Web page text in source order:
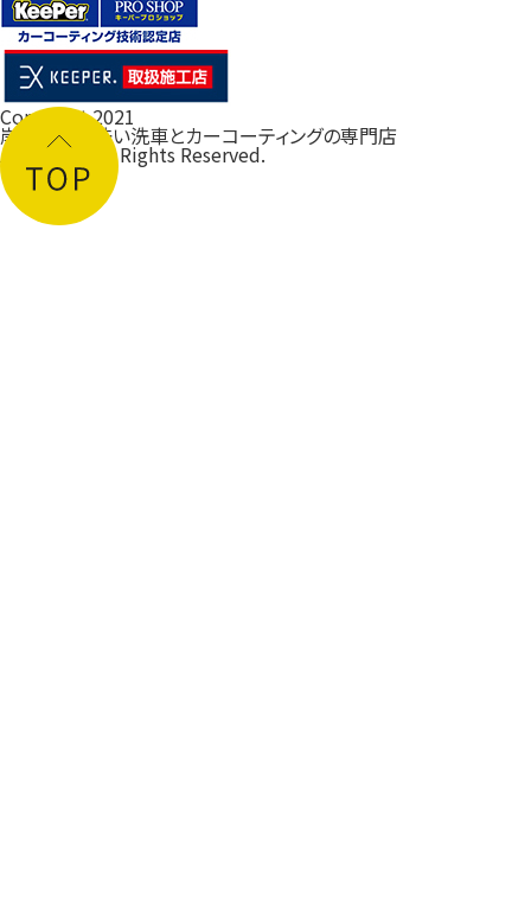
Copyright 2021
岸和田の手洗い洗車とカーコーティングの専門店
ルフレ大阪 All Rights Reserved.